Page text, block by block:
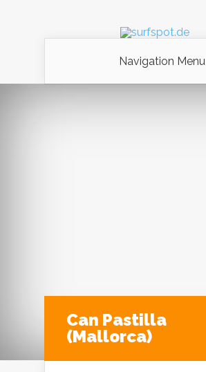
Navigation Menu
Can Pastilla
(Mallorca)